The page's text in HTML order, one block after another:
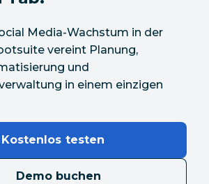
Media-Wachstum in der
vereint Planung,
und
in einem einzigen
Kostenlos testen
Demo buchen